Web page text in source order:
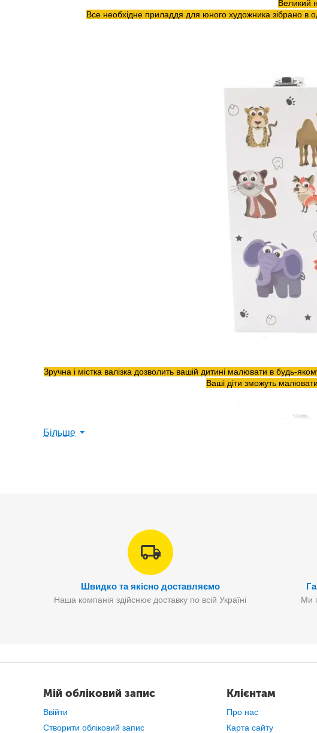
Великий
Все необхідне приладдя для юного художника зібрано в
Зручна і містка валізка дозволить вашій дитині малювати в будь-
Ваші діти зможуть
Більше
Швидко та якісно доставляємо
Наша компанія здійснює доставку по всій Україні Ми
Мій обліковий запис
Ввійти
Створити обліковий запис
Клієнтам
Про нас
Карта сайту